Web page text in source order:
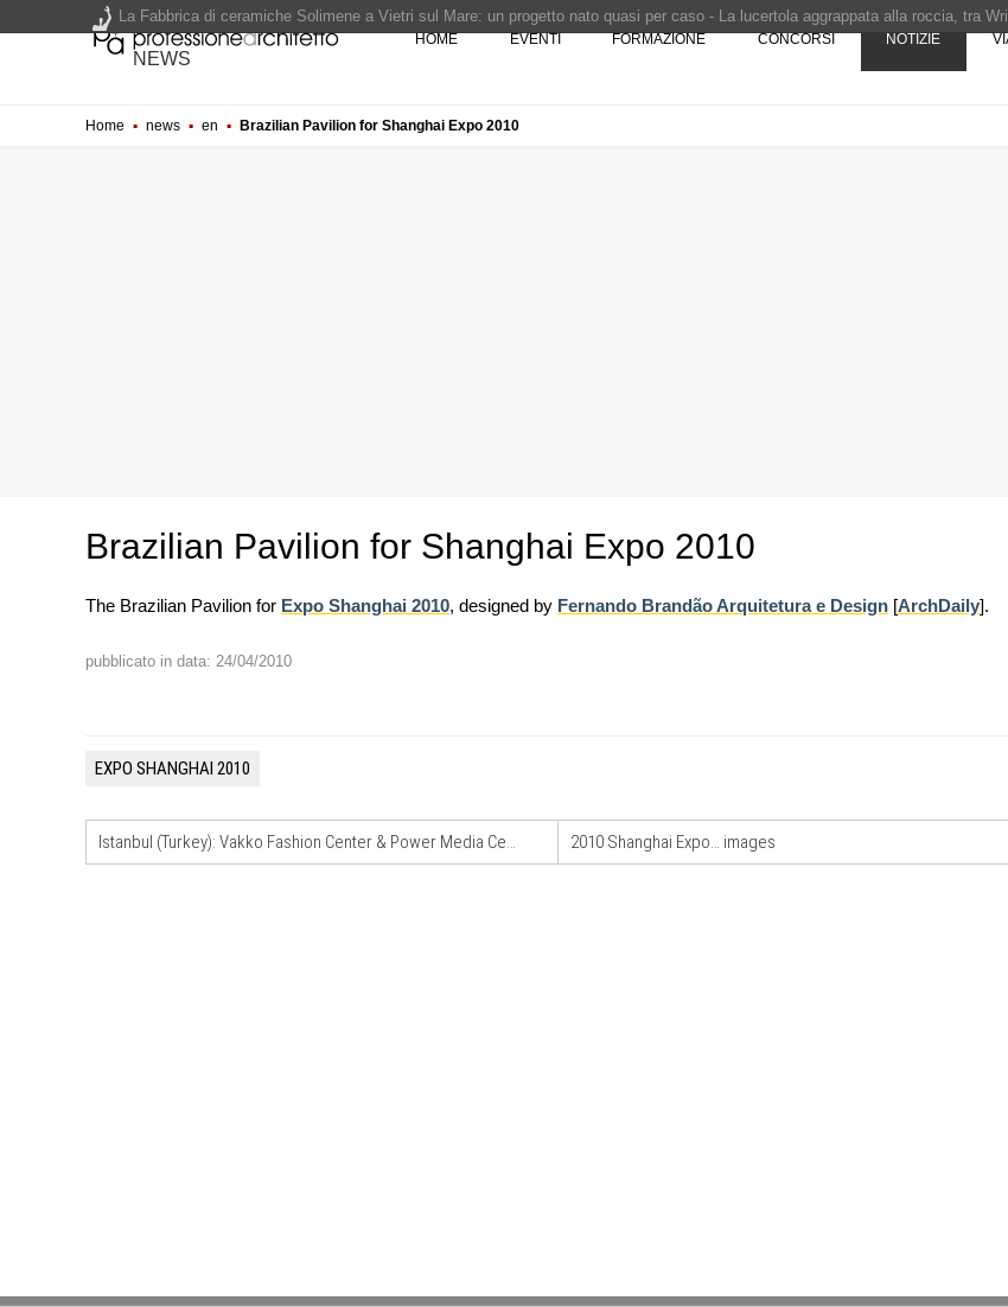
NEWS
HOME EVENTI FORMAZIONE CONCORSI NOTIZIE
Home ▪ news ▪ en ▪ Brazilian Pavilion for Shanghai Expo 2010
Brazilian Pavilion for Shanghai Expo 2010
The Brazilian Pavilion for Expo Shanghai 2010, designed by Fernando Brandão Arquitetura e Design [ArchDaily].
pubblicato in data: 24/04/2010
EXPO SHANGHAI 2010
2010 Shanghai Expo… images
Istanbul (Turkey): Vakko Fashion Center & Power Media Center by REX… images
08
UP-TO-DATE
Il decreto infrastrutture è legge, le novità
La Fabbrica di ceramiche Solimene a
Vietri sul Mare: un progetto nato quasi